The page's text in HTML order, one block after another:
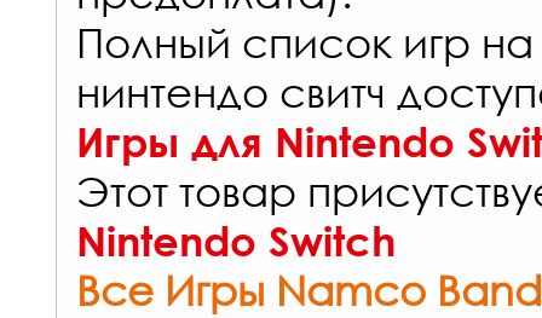
Полный список игр
нинтендо свитч
Игры для Nintendo
Этот товар
Nintendo Switch
Все Игры Namco